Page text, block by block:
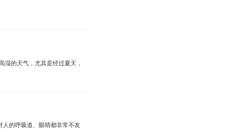
的天气，尤其是经过夏天，
的呼吸道、眼睛都非常不友